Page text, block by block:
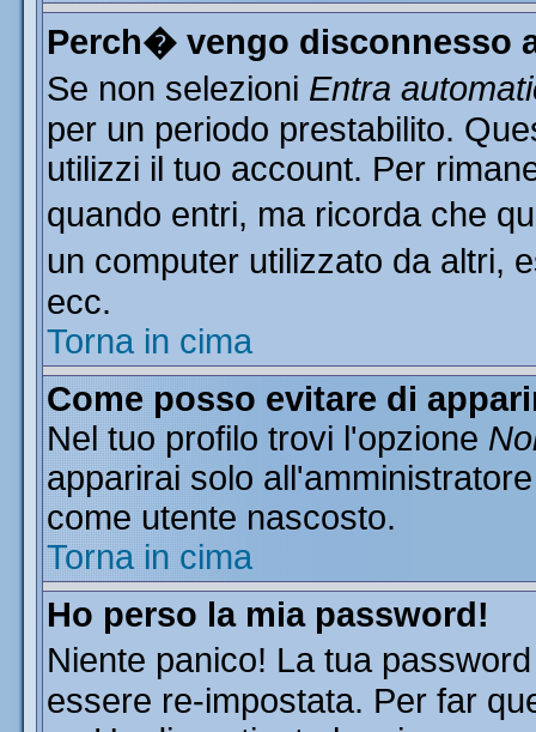
Perch� vengo disconnesso
Se non selezioni Entra
per un periodo prestabilito.
utilizzi il tuo account. Per
quando entri, ma ricorda che
un computer utilizzato da
ecc.
Torna in cima
Come posso evitare di
Nel tuo profilo trovi l'opzione
apparirai solo
come utente nascosto.
Torna in cima
Ho perso la mia password!
Niente panico! La tua
essere re-impostata. Per far